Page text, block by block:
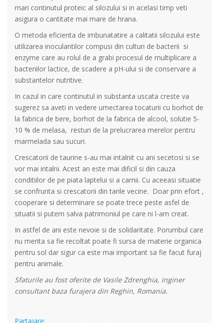
mari continutul proteic al silozului si in acelasi timp veti
asigura o cantitate mai mare de hrana.
O metoda eficienta de imbunatatire a calitatii silozului este
utilizarea inoculantilor compusi din culturi de bacterii si
enzyme care au rolul de a grabi procesul de multiplicare a
bacteriilor lactice, de scadere a pH-ului si de conservare a
substantelor nutritive.
In cazul in care continutul in substanta uscata creste va
sugerez sa aveti in vedere umectarea tocaturii cu borhot de
la fabrica de bere, borhot de la fabrica de alcool, solutie 5-
10 % de melasa, resturi de la prelucrarea merelor pentru
marmelada sau sucuri.
Crescatorii de taurine s-au mai intalnit cu ani secetosi si se
vor mai intalni. Acest an este mai dificil si din cauza
conditiilor de pe piata laptelui si a carnii. Cu aceeasi situatie
se confrunta si crescatorii din tarile vecine. Doar prin efort ,
cooperare si determinare se poate trece peste asfel de
situatii si putem salva patrimoniul pe care ni l-am creat.
In astfel de ani este nevoie si de solidaritate. Porumbul care
nu merita sa fie recoltat poate fi sursa de materie organica
pentru sol dar sigur ca este mai important sa fie facut furaj
pentru animale.
Sfaturile au fost oferite de Vasile Zdrenghia, inginer
consultant baza furajera din Reghin, Romania.
Partajare: